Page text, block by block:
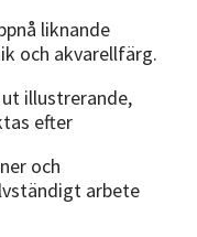
liknande
och akvarellfärg.
illustrerande,
efter
och
arbete